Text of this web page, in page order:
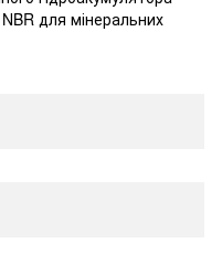
для мінеральних